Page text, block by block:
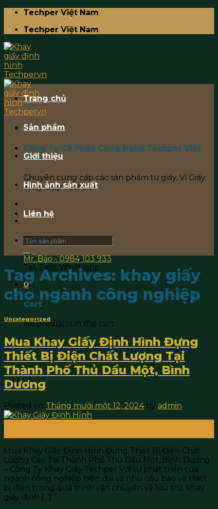
Skip
content
Techper Việt Nam
Techper Việt Nam
Công Ty Cổ Phần Công Nghệ Techper Việt
Nam
Chuyên cung cấp các sản phẩm từ giấy, Vỉ Giấy,
Khay Giấy Techper
Liên hệ
Mr. Bảo - 0984 103 933
Tel, Zalo, Whatsapp
0
Cart
No products in the cart.
Trang chủ
Sản phẩm
Giới thiệu
Hình ảnh sản xuất
Liên hệ
Search
for:
Tag Archives: khay giấy
cho ngành công nghiệp
Uncategorized
Mua Khay Giấy Định Hình Đựng
Thiết Bị Điện Chất Lượng Tại
Thành Phố Thủ Dầu Một, Bình
Dương
Posted on Tháng mười một 12, 2024 by admin
Mua Khay Giấy Định Hình Đựng Thiết Bị Điện Chất
Lượng Cao Tại Thành Phố Thủ Dầu Một, Bình Dương
– Công Ty Khay Giấy Techper Với sự phát triển của
ngành công nghiệp hiện đại và nhu cầu bảo vệ thiết
bị điện trong quá trình vận chuyển và lưu trữ, khay
giấy định […]